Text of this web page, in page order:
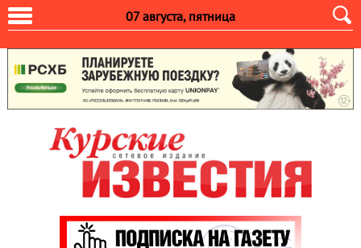
07 августа, пятница